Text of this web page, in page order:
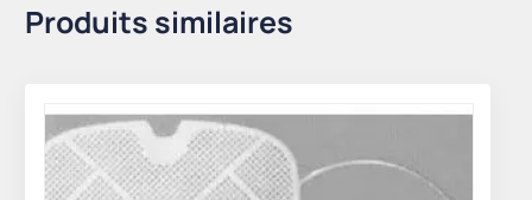
Produits similaires